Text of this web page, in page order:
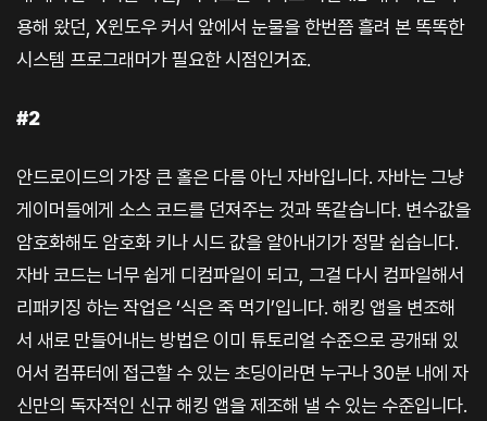
용해 왔던, X윈도우 커서 앞에서 눈물을 한번쯤 흘려 본 똑똑한
시스템 프로그래머가 필요한 시점인거죠.
#2
안드로이드의 가장 큰 홀은 다름 아닌 자바입니다. 자바는 그냥
게이머들에게 소스 코드를 던져주는 것과 똑같습니다. 변수값을
암호화해도 암호화 키나 시드 값을 알아내기가 정말 쉽습니다.
자바 코드는 너무 쉽게 디컴파일이 되고, 그걸 다시 컴파일해서
리패키징 하는 작업은 ‘식은 죽 먹기’입니다. 해킹 앱을 변조해
서 새로 만들어내는 방법은 이미 튜토리얼 수준으로 공개돼 있
어서 컴퓨터에 접근할 수 있는 초딩이라면 누구나 30분 내에 자
신만의 독자적인 신규 해킹 앱을 제조해 낼 수 있는 수준입니다.